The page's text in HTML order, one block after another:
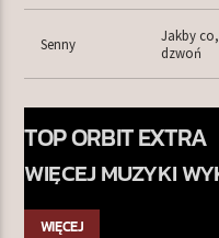
Senny
Jakby
dzwoń
TOP ORBIT EXTRA
WIĘCEJ MUZYKI
WIĘCEJ